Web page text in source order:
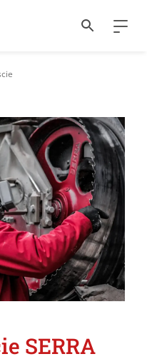
SERRA